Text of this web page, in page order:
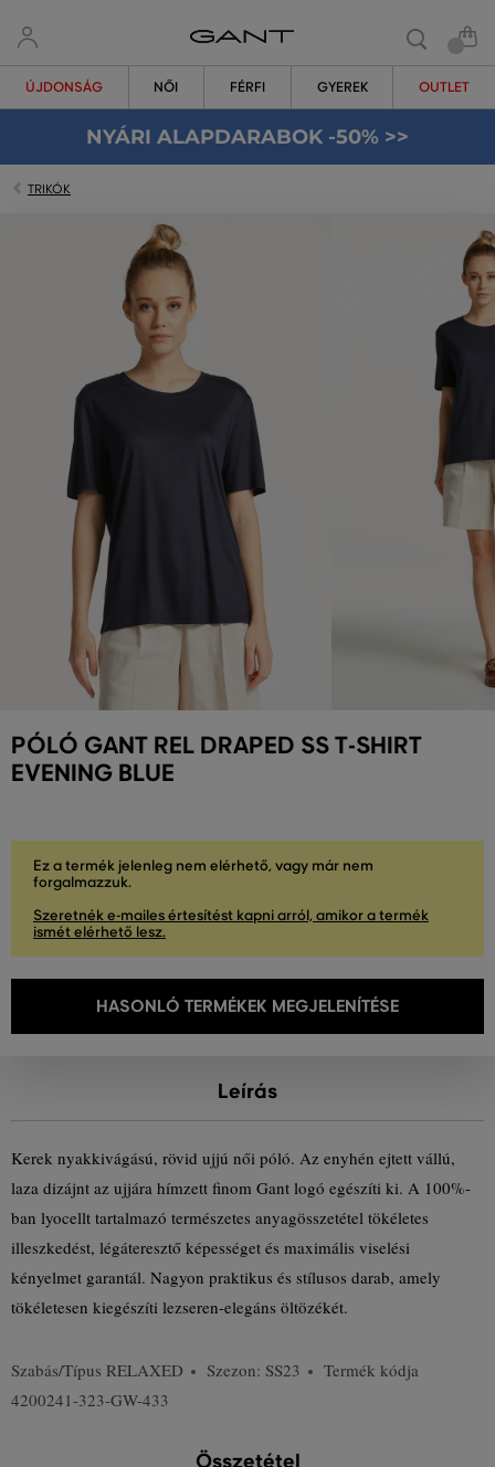
ÚJDONSÁG NŐI FÉRFI GYEREK OUTLET
NYÁRI ALAPDARABOK -50% >>
TRIKÓK
PÓLÓ GANT REL DRAPED SS T-SHIRT
EVENING BLUE
Ez a termék jelenleg nem elérhető, vagy már nem
forgalmazzuk.
Szeretnék e-mailes értesítést kapni arról, amikor a termék
ismét elérhető lesz.
HASONLÓ TERMÉKEK MEGJELENÍTÉSE
Leírás
Kerek nyakkivágású, rövid ujjú női póló. Az enyhén ejtett vállú,
laza dizájnt az ujjára hímzett finom Gant logó egészíti ki. A 100%-
ban lyocellt tartalmazó természetes anyagösszetétel tökéletes
illeszkedést, légáteresztő képességet és maximális viselési
kényelmet garantál. Nagyon praktikus és stílusos darab, amely
tökéletesen kiegészíti lezseren-elegáns öltözékét.
Szabás/Típus RELAXED Szezon: SS23
Termék kódja
4200241-323-GW-433
Összetétel